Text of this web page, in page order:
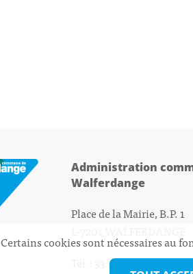
Administration
Walferdange
Place de la Mairie, B.P. 1
Tél.: 33 01 44 - 1
Certains cookies sont nécessaires au